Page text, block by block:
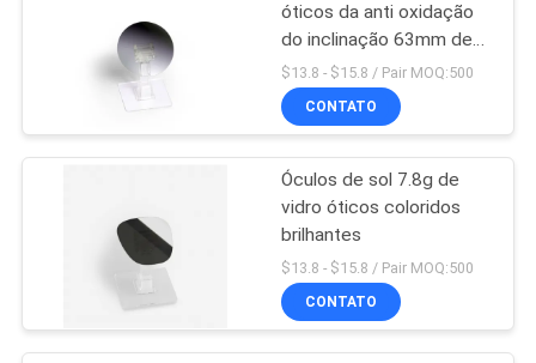
PRIVACY
POLICY
óticos da anti oxidação
do inclinação 63mm de
HD
$13.8 - $15.8 / Pair MOQ:500
CONTATO
Óculos de sol 7.8g de
vidro óticos coloridos
brilhantes
$13.8 - $15.8 / Pair MOQ:500
CONTATO